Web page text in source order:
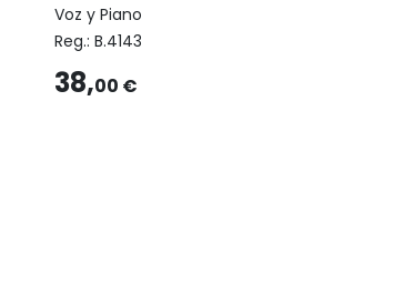
Voz y Piano
Reg.: B.4143
38,00 €